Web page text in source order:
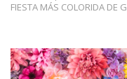
FIESTA MÁS COLORIDA DE